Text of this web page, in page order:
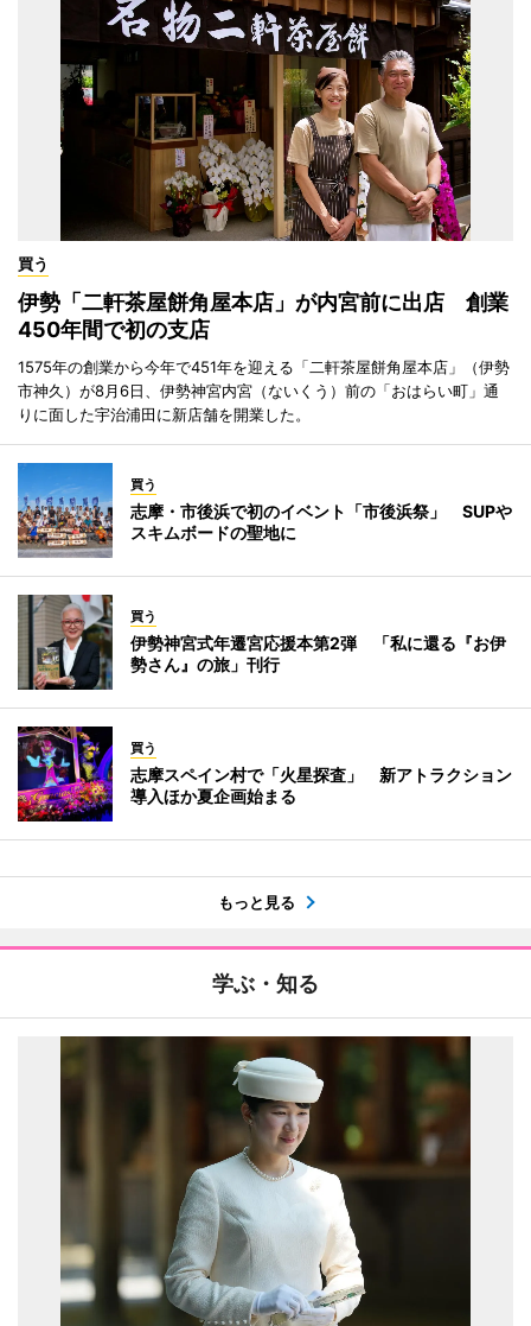
買う
伊勢「二軒茶屋餅角屋本店」が内宮前に出店 創業
450年間で初の支店
1575年の創業から今年で451年を迎える「二軒茶屋餅角屋本店」（伊勢
市神久）が8月6日、伊勢神宮内宮（ないくう）前の「おはらい町」通
りに面した宇治浦田に新店舗を開業した。
買う
志摩・市後浜で初のイベント「市後浜祭」 SUPや
スキムボードの聖地に
買う
伊勢神宮式年遷宮応援本第2弾 「私に還る『お伊
勢さん』の旅」刊行
買う
志摩スペイン村で「火星探査」 新アトラクション
導入ほか夏企画始まる
もっと見る
学ぶ・知る